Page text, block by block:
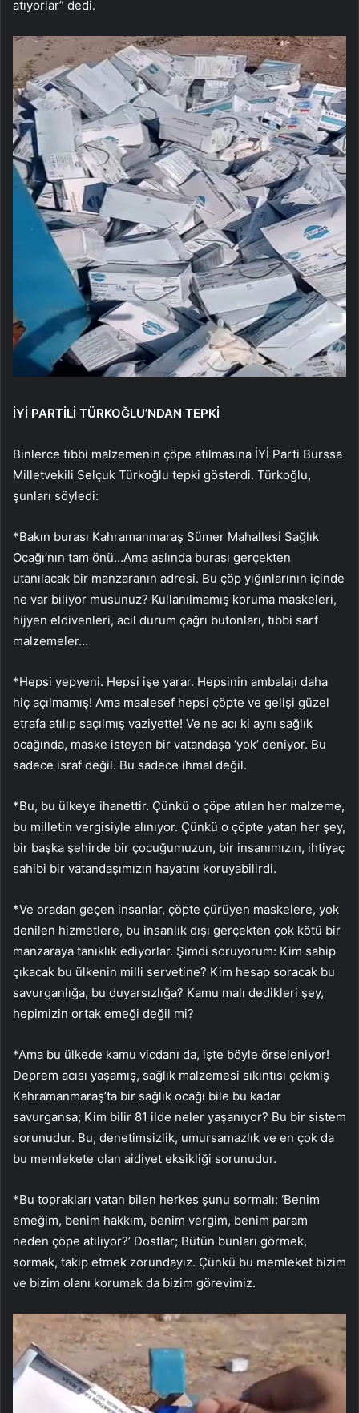
atıyorlar” dedi.
İYİ PARTİLİ TÜRKOĞLU’NDAN TEPKİ
Binlerce tıbbi malzemenin çöpe atılmasına İYİ Parti Burssa
Milletvekili Selçuk Türkoğlu tepki gösterdi. Türkoğlu,
şunları söyledi:
*Bakın burası Kahramanmaraş Sümer Mahallesi Sağlık
Ocağı’nın tam önü…Ama aslında burası gerçekten
utanılacak bir manzaranın adresi. Bu çöp yığınlarının içinde
ne var biliyor musunuz? Kullanılmamış koruma maskeleri,
hijyen eldivenleri, acil durum çağrı butonları, tıbbi sarf
malzemeler…
*Hepsi yepyeni. Hepsi işe yarar. Hepsinin ambalajı daha
hiç açılmamış! Ama maalesef hepsi çöpte ve gelişi güzel
etrafa atılıp saçılmış vaziyette! Ve ne acı ki aynı sağlık
ocağında, maske isteyen bir vatandaşa ‘yok’ deniyor. Bu
sadece israf değil. Bu sadece ihmal değil.
*Bu, bu ülkeye ihanettir. Çünkü o çöpe atılan her malzeme,
bu milletin vergisiyle alınıyor. Çünkü o çöpte yatan her şey,
bir başka şehirde bir çocuğumuzun, bir insanımızın, ihtiyaç
sahibi bir vatandaşımızın hayatını koruyabilirdi.
*Ve oradan geçen insanlar, çöpte çürüyen maskelere, yok
denilen hizmetlere, bu insanlık dışı gerçekten çok kötü bir
manzaraya tanıklık ediyorlar. Şimdi soruyorum: Kim sahip
çıkacak bu ülkenin milli servetine? Kim hesap soracak bu
savurganlığa, bu duyarsızlığa? Kamu malı dedikleri şey,
hepimizin ortak emeği değil mi?
*Ama bu ülkede kamu vicdanı da, işte böyle örseleniyor!
Deprem acısı yaşamış, sağlık malzemesi sıkıntısı çekmiş
Kahramanmaraş’ta bir sağlık ocağı bile bu kadar
savurgansa; Kim bilir 81 ilde neler yaşanıyor? Bu bir sistem
sorunudur. Bu, denetimsizlik, umursamazlık ve en çok da
bu memlekete olan aidiyet eksikliği sorunudur.
*Bu toprakları vatan bilen herkes şunu sormalı: ‘Benim
emeğim, benim hakkım, benim vergim, benim param
neden çöpe atılıyor?’ Dostlar; Bütün bunları görmek,
sormak, takip etmek zorundayız. Çünkü bu memleket bizim
ve bizim olanı korumak da bizim görevimiz.